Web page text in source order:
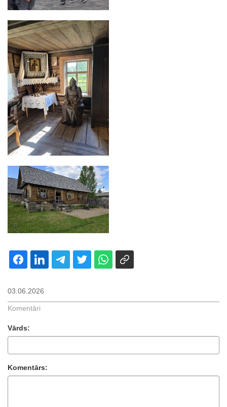
03.06.2026
Komentāri
Vārds:
Komentārs: